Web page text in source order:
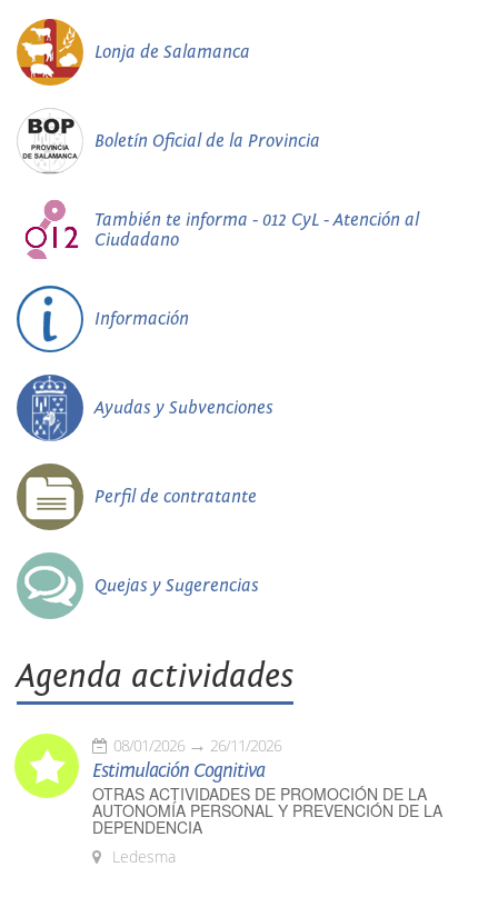
Lonja de Salamanca
Boletín Oficial de la Provincia
También te informa - 012 CyL - Atención al
Ciudadano
Información
Ayudas y Subvenciones
Perfil de contratante
Quejas y Sugerencias
Agenda actividades
08/01/2026 26/11/2026
Estimulación Cognitiva
OTRAS ACTIVIDADES DE PROMOCIÓN DE LA
AUTONOMÍA PERSONAL Y PREVENCIÓN DE LA
DEPENDENCIA
Ledesma